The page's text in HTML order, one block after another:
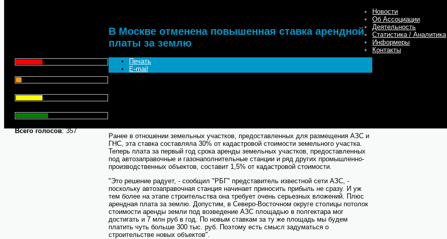
Всего голосов: 357
В Москве отменена повышенная ставка арендной
платы за землю
Печать
E-mail
Ранее в отношении земельных участков, предоставленных для размещения АЗС и
ГНС, эта ставка составляла 30% от кадастровой стоимости земельного участка.
Теперь плата за первый год срока аренды земельных участков, предоставленных
под автозаправочные и газонаполнительные станции и ряд других промышленно-
производственных объектов, составит 1,5% от кадастровой стоимости.
"Это решение радует, - сообщил "РБГ" представитель известной сети АЗС, -
поскольку автозаправочная станция начинает приносить прибыль не сразу. И уж
тем более на этапе строительства она требует очень серьезных вложений. Плюс
арендная плата за землю. Допустим, в Северо-Восточном округе столицы потолок
стоимости аренды земли под возведение АЗС площадью в полгектара мог
достигать и 7 млн руб в год. По новым ставкам за ту же площадь мы будем
платить чуть больше 300 тыс. руб. Поэтому есть смысл задуматься о
строительстве новых объектов".
Новости
Об Ассоциации
Деятельность
Статистика / Аналитика
Информеры
Контакты